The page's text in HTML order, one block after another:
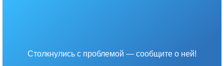
Столкнулись с проблемой — сообщите о ней!